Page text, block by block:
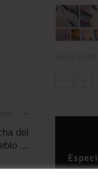
del
...